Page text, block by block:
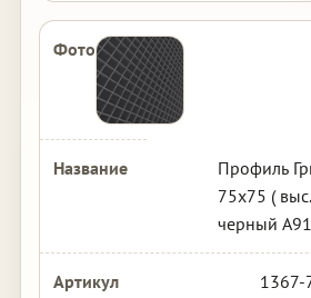
Профиль
75х75 (
черный
1367-